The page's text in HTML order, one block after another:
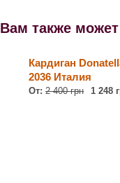
Вам также
Кардиган
2036 Италия
От: 2 400 грн 1 248